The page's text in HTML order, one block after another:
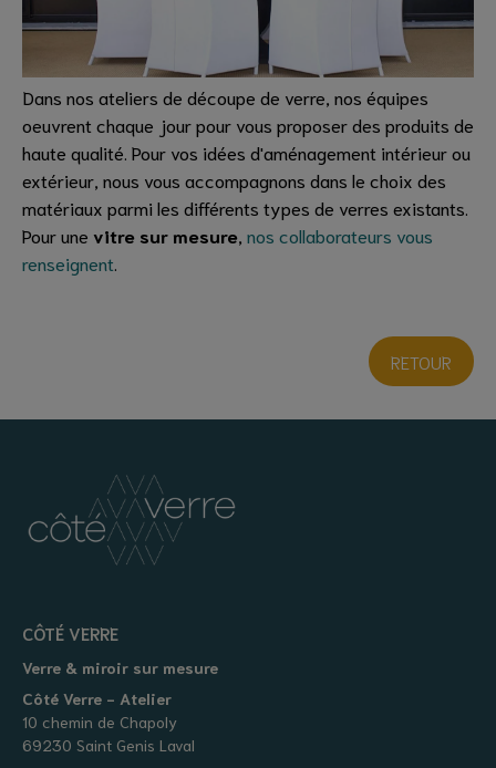
Dans nos ateliers de découpe de verre, nos équipes
oeuvrent chaque jour pour vous proposer des produits de
haute qualité. Pour vos idées d'aménagement intérieur ou
extérieur, nous vous accompagnons dans le choix des
matériaux parmi les différents types de verres existants.
Pour une vitre sur mesure nos collaborateurs vous
renseignent
RETOUR
CÔTÉ VERRE
Verre & miroir sur mesure
Côté Verre - Atelier
10 chemin de Chapoly
69230 Saint Genis Laval